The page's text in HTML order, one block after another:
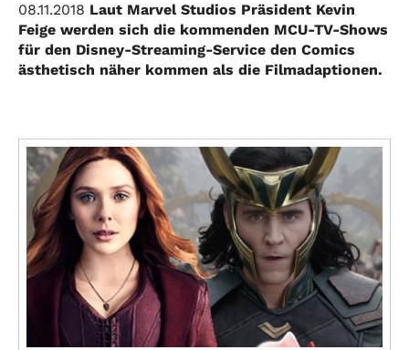
08.11.2018 Laut Marvel Studios Präsident Kevin
Feige werden sich die kommenden MCU-TV-Shows
für den Disney-Streaming-Service den Comics
ästhetisch näher kommen als die Filmadaptionen.